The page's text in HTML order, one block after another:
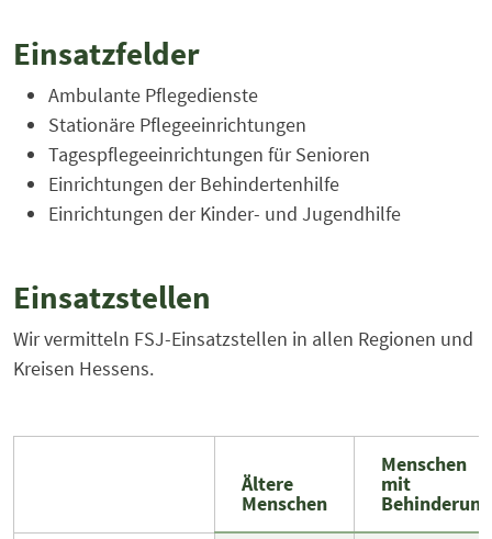
Einsatzfelder
Ambulante Pflegedienste
Stationäre Pflegeeinrichtungen
Tagespflegeeinrichtungen für Senioren
Einrichtungen der Behindertenhilfe
Einrichtungen der Kinder- und Jugendhilfe
Einsatzstellen
Wir vermitteln FSJ-Einsatzstellen in allen Regionen und
Kreisen Hessens.
Ältere
Menschen
Menschen
mit
Behinderung